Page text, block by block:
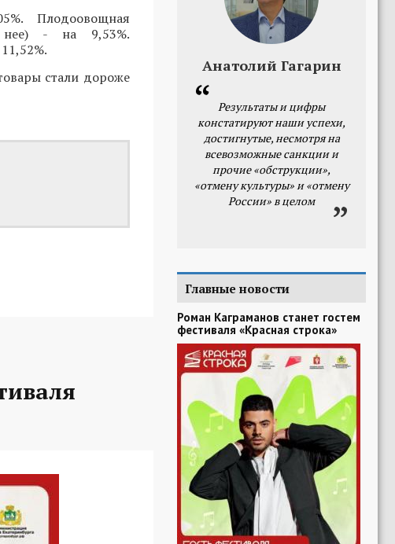
Плодоовощная
нее) - на 9,53%.
стали дороже
Анатолий Гагарин
Результаты и цифры
констатируют наши успехи,
достигнутые, несмотря на
всевозможные санкции и
прочие «обструкции»,
«отмену культуры» и «отмену
России» в целом
Главные новости
Роман Каграманов станет гостем
фестиваля «Красная строка»